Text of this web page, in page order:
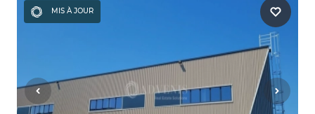
MIS À JOUR